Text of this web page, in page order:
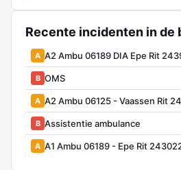
Recente incidenten in de
A A2 Ambu 06189 DIA Epe Rit
B OMS
A A2 Ambu 06125 - Vaassen Rit
B Assistentie ambulance
A A1 Ambu 06189 - Epe Rit